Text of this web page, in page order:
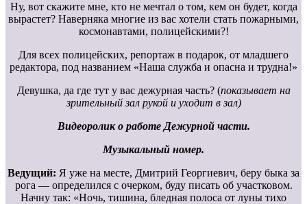
Ну, вот скажите мне, кто не мечтал о том, кем он будет, когда
вырастет? Наверняка многие из вас хотели стать пожарными,
космонавтами, полицейскими?!
Для всех полицейских, репортаж в подарок, от младшего
редактора, под названием «Наша служба и опасна и трудна!»
Девушка, да где тут у вас дежурная часть? (показывает на
зрительный зал рукой и уходит в зал)
Видеоролик о работе Дежурной части.
Музыкальный номер.
Ведущий: Я уже на месте, Дмитрий Георгиевич, беру быка за
рога — определился с очерком, буду писать об участковом.
Начну так: «Ночь, тишина, бледная полоса от луны тихо